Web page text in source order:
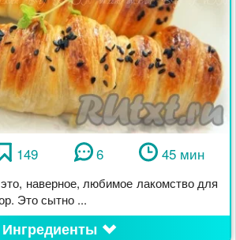
149 6 45 мин
наверное, любимое лакомство для
Это сытно ...
Ингредиенты